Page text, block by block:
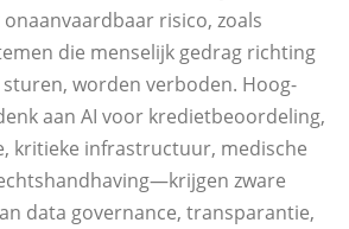
risico, zoals
die menselijk gedrag richting
sturen, worden verboden. Hoog-
aan AI voor kredietbeoordeling,
kritieke infrastructuur, medische
zware
data governance, transparantie,